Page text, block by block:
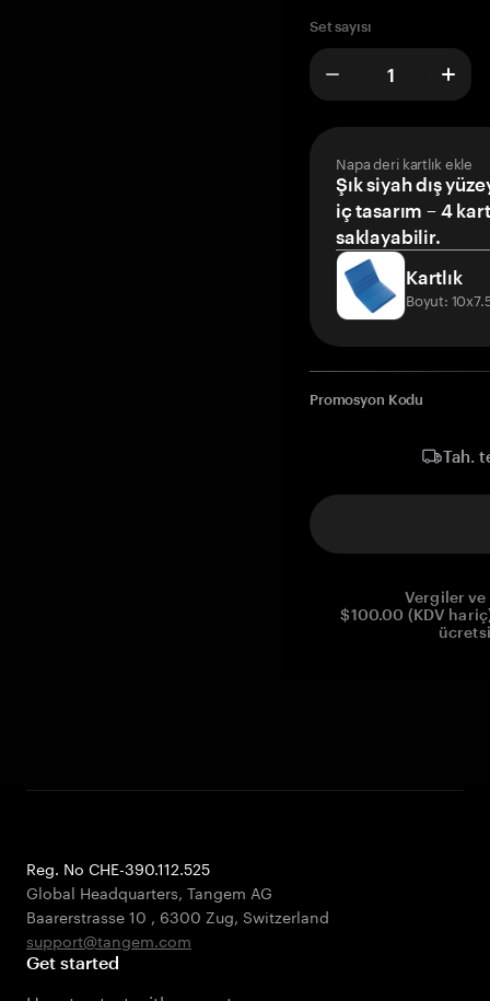
Set sayısı
Napa deri kartlık ekle
Şık siyah dış
iç tasarım – 4
saklayabilir.
Kartlık
Boyut:
Promosyon Kodu
Tah.
Vergiler
$100.00 (KDV
Reg. No CHE-390.112.525
Global Headquarters, Tangem AG
Baarerstrasse 10 , 6300 Zug, Switzerland
support@tangem.com
Get started